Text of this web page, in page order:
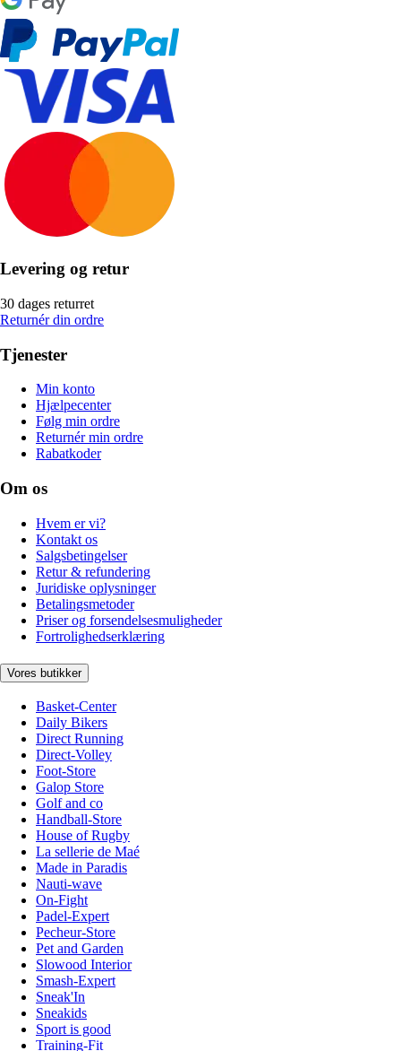
Levering og retur
30 dages returret
Returnér din ordre
Tjenester
Min konto
Hjælpecenter
Følg min ordre
Returnér min ordre
Rabatkoder
Om os
Hvem er vi?
Kontakt os
Salgsbetingelser
Retur & refundering
Juridiske oplysninger
Betalingsmetoder
Priser og forsendelsesmuligheder
Fortrolighedserklæring
Vores butikker
Basket-Center
Daily Bikers
Direct Running
Direct-Volley
Foot-Store
Galop Store
Golf and co
Handball-Store
House of Rugby
La sellerie de Maé
Made in Paradis
Nauti-wave
On-Fight
Padel-Expert
Pecheur-Store
Pet and Garden
Slowood Interior
Smash-Expert
Sneak'In
Sneakids
Sport is good
Training-Fit